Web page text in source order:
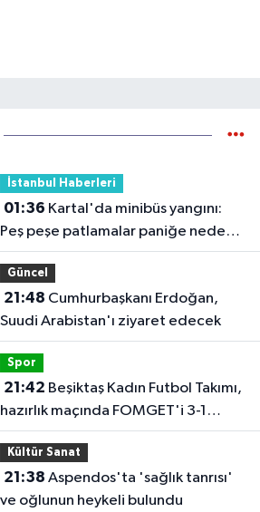
İstanbul Haberleri
01:36
Peş peşe patlamalar paniğe neden
oldu
Güncel
21:48
Suudi Arabistan'ı ziyaret edecek
Spor
21:42
hazırlık maçında FOMGET'i 3-1
mağlup etti
Kültür Sanat
21:38
ve oğlunun heykeli bulundu